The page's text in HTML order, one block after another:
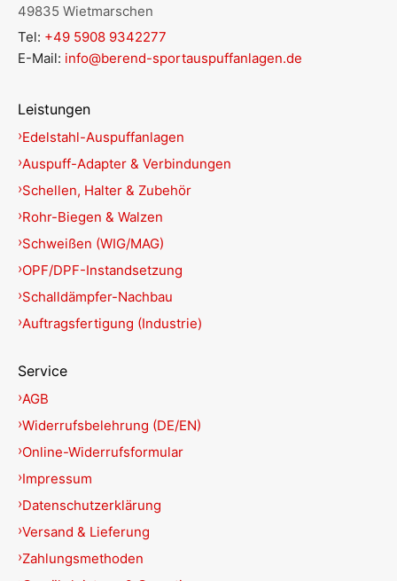
49835 Wietmarschen
Tel: +49 5908 9342277
E-Mail: info@berend-sportauspuffanlagen.de
Leistungen
Edelstahl-Auspuffanlagen
Auspuff-Adapter & Verbindungen
Schellen, Halter & Zubehör
Rohr-Biegen & Walzen
Schweißen (WIG/MAG)
OPF/DPF-Instandsetzung
Schalldämpfer-Nachbau
Auftragsfertigung (Industrie)
Service
AGB
Widerrufsbelehrung (DE/EN)
Online-Widerrufsformular
Impressum
Datenschutzerklärung
Versand & Lieferung
Zahlungsmethoden